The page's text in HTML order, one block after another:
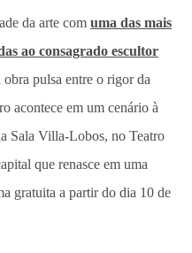
da arte com uma das mais
ao consagrado escultor
pulsa entre o rigor da
acontece em um cenário à
Sala Villa-Lobos, no Teatro
que renasce em uma
gratuita a partir do dia 10 de